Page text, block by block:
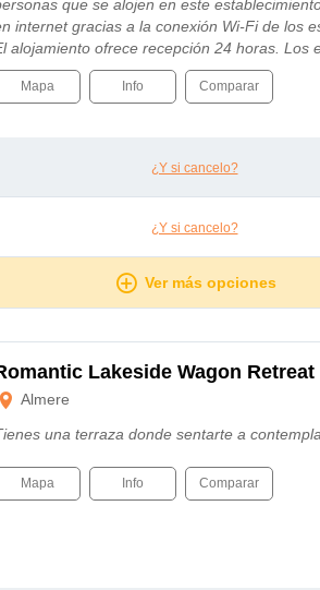
que se alojen en este
internet gracias a la conexión Wi-Fi de los
alojamiento ofrece recepción 24 horas. Los
Mapa Info Comparar
¿Y si cancelo?
¿Y si cancelo?
Ver más opciones
Lakeside Wagon Retreat
Almere
una terraza donde sentarte a
Mapa Info Comparar